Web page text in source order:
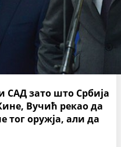
САД зато што Србија
Вучић рекао да
тог оружја, али да